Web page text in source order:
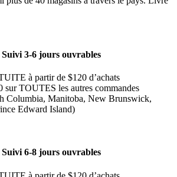
3-6 jours ouvrables
à partir de $120 d’achats
sur TOUTES les autres commandes
Columbia, Manitoba, New Brunswick,
Edward Island)
6-8 jours ouvrables